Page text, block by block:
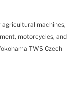
agricultural machines,
motorcycles, and
TWS Czech